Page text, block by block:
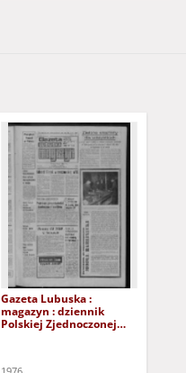
Gazeta Lubuska :
magazyn : dziennik
Polskiej Zjednoczonej